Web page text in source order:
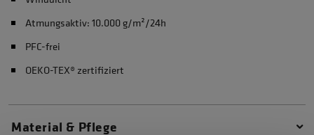
Atmungsaktiv: 10.000 g/m²/24h
PFC-frei
OEKO-TEX® zertifiziert
Material & Pflege